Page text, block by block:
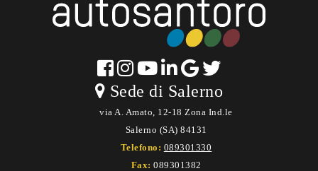
Sede di Salerno
via A. Amato, 12-18 Zona Ind.le
Salerno (SA) 84131
Telefono: 089301330
Fax: 089301382